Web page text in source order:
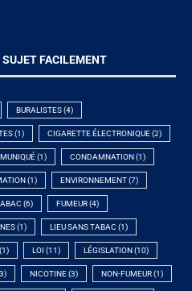
SUJET FACILEMENT
BURALISTES(4)
(1) CIGARETTE ÉLECTRONIQUE(2)
(1) CONDAMNATION (1)
(1) ENVIRONNEMENT(7)
(6) FUMEUR(4)
(1) LIEU SANS TABAC (1)
(1) LOI (11) LÉGISLATION (10)
NICOTINE(3) NON-FUMEUR(1)